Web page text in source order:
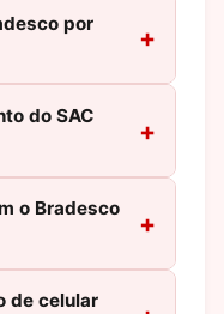
por
do SAC
o Bradesco
de celular